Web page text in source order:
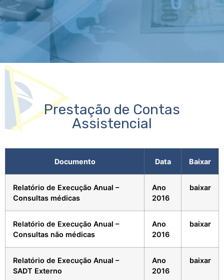
Prestação de Contas
Assistencial
Documento Data Baixar
Relatório de Execução Anual –
Consultas médicas
Ano
2016
baixar
Relatório de Execução Anual –
Consultas não médicas
Ano
2016
baixar
Relatório de Execução Anual –
SADT Externo
Ano
2016
baixar